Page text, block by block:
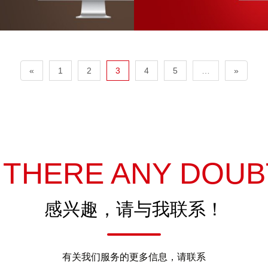
« 1 2 3 4 5 »
ANY
感兴趣，请与我联系！
有关我们服务的更多信息，请联系